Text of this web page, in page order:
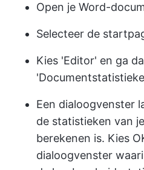
Open je Word-
Selecteer de
Kies 'Editor' en ga
Een dialoogvenster
de statistieken van
berekenen is. Kies
dialoogvenster